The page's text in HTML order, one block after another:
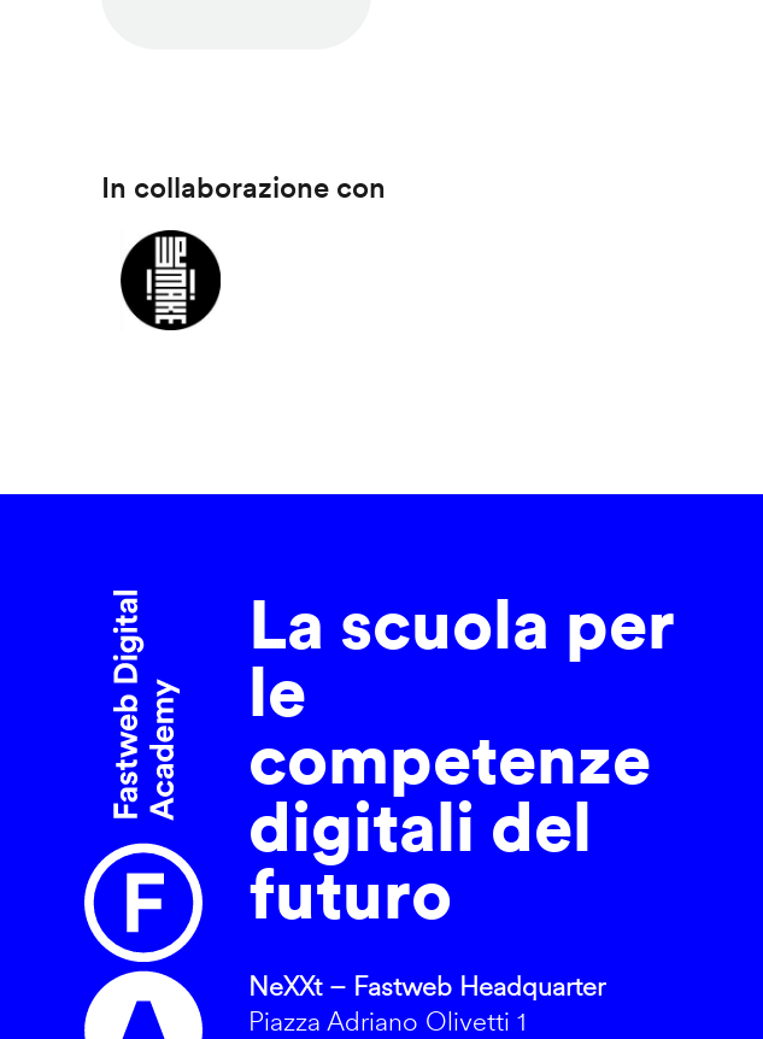
In collaborazione con
La scuola per
le
competenze
digitali del
futuro
NeXXt – Fastweb Headquarter
Piazza Adriano Olivetti 1